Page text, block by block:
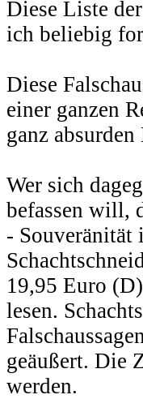
Diese Liste
ich beliebig
Diese
einer ganzen
ganz
Wer sich
befassen will,
-
19,95 Euro
lesen.
geäußert. Die
werden.